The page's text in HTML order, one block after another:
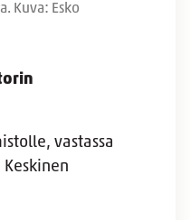
Kuva: Esko
vastassa